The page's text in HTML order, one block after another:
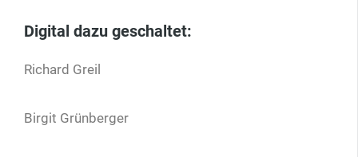
Digital dazu geschaltet:
Richard Greil
Birgit Grünberger